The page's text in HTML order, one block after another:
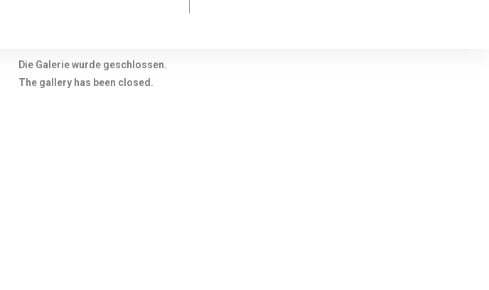
Die Galerie wurde geschlossen.
The gallery has been closed.